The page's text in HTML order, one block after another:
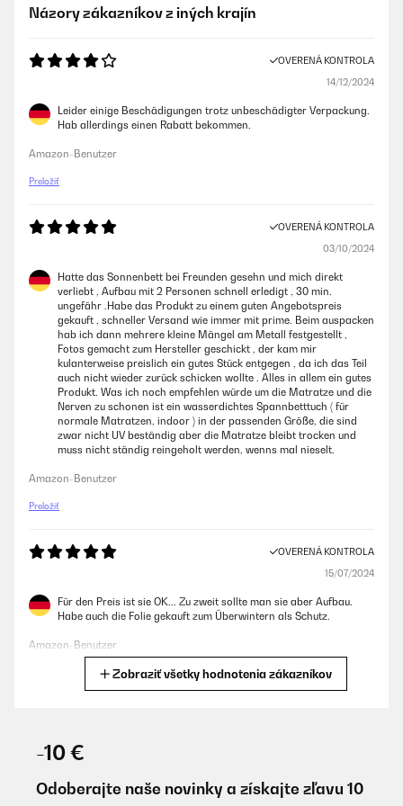
Názory zákazníkov z iných krajín
OVERENÁ KONTROLA
14/12/2024
Leider einige Beschädigungen trotz unbeschädigter Verpackung.
Hab allerdings einen Rabatt bekommen.
Amazon-Benutzer
Preložiť
OVERENÁ KONTROLA
03/10/2024
Hatte das Sonnenbett bei Freunden gesehn und mich direkt
verliebt , Aufbau mit 2 Personen schnell erledigt , 30 min.
ungefähr .Habe das Produkt zu einem guten Angebotspreis
gekauft , schneller Versand wie immer mit prime. Beim auspacken
hab ich dann mehrere kleine Mängel am Metall festgestellt ,
Fotos gemacht zum Hersteller geschickt , der kam mir
kulanterweise preislich ein gutes Stück entgegen , da ich das Teil
auch nicht wieder zurück schicken wollte . Alles in allem ein gutes
Produkt. Was ich noch empfehlen würde um die Matratze und die
Nerven zu schonen ist ein wasserdichtes Spannbetttuch ( für
normale Matratzen, indoor ) in der passenden Größe, die sind
zwar nicht UV beständig aber die Matratze bleibt trocken und
muss nicht ständig reingeholt werden, wenns mal nieselt.
Amazon-Benutzer
Preložiť
OVERENÁ KONTROLA
15/07/2024
Für den Preis ist sie OK... Zu zweit sollte man sie aber Aufbau.
Habe auch die Folie gekauft zum Überwintern als Schutz.
Amazon-Benutzer
Verarbeitung.Aufbauzeit ca. 35 Minuten. Beim Dach besser zu
zweit, da man beim Spannen sonst Schwierigkeiten bekommt.
Zobraziť všetky hodnotenia zákazníkov
-10 €
Odoberajte naše novinky a získajte zľavu 10